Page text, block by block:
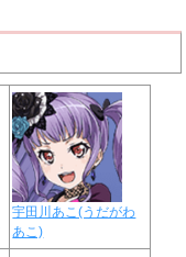
宇田川あこ(うだがわ
あこ)